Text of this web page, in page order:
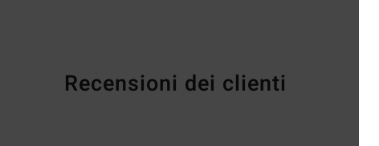
Recensioni dei clienti